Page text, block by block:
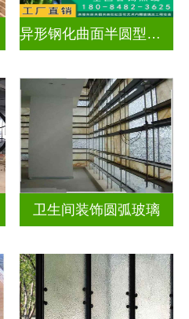
异形钢化曲面半圆型曲面玻璃
卫生间装饰圆弧玻璃